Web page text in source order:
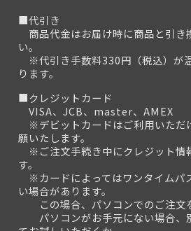
■代引き
商品代金はお届け時に商品と引き
い。
※代引き手数料330円（税込）が
ります。
■クレジットカード
VISA、JCB、master、AMEX
※デビットカードはご利用いただ
願いたします。
※ご注文手続き中にクレジット情
す。
※カードによってはワンタイムパ
い場合があります。
この場合、パソコンでのご注文
パソコンがお手元にない場合、